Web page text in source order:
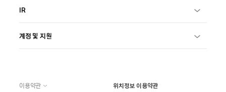
IR
계정 및 지원
이용약관
위치정보 이용약관